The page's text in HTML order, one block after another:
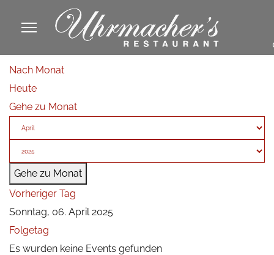
Nach Monat
Heute
Gehe zu Monat
Gehe zu Monat
Vorheriger Tag
Sonntag, 06. April 2025
Folgetag
Es wurden keine Events gefunden